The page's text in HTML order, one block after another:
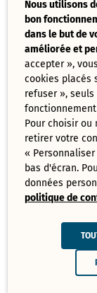
Conseil
PDF -
Ordre du
mars 2025
PDF - 73,70
Tout
télécharger
Juin
PDF -
Nous utilisons
bon
dans le but de
améliorée et
accepter »,
cookies placés
refuser »,
Pour choisir ou
retirer votre
«
bas d'écran.
données
politique de